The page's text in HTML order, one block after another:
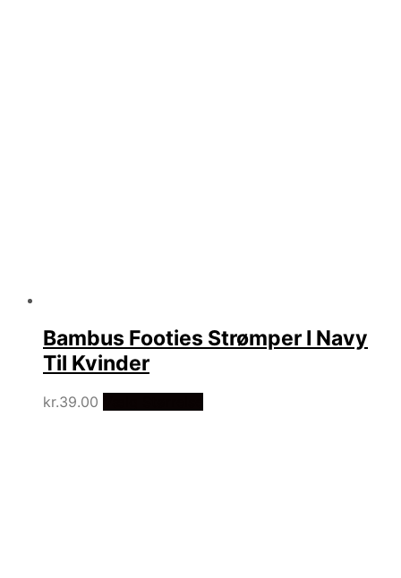
Bambus Footies Strømper I Navy
Til Kvinder
kr.39.00